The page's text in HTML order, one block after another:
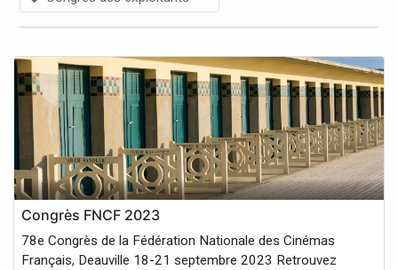
Congrès FNCF 2023
78e Congrès de la Fédération Nationale des Cinémas
Français, Deauville 18-21 septembre 2023 Retrouvez